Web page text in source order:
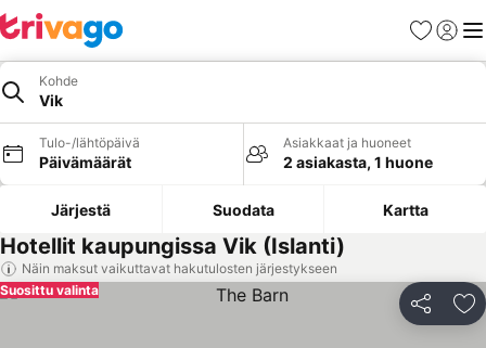
Suosikit
Kohde
Vik
Tulo-/lähtöpäivä
Päivämäärät
Asiakkaat ja huoneet
2 asiakasta, 1 huone
Järjestä Suodata Kartta
Hotellit kaupungissa Vik (Islanti)
Näin maksut vaikuttavat hakutulosten järjestykseen
Jaa
Suosittu valinta